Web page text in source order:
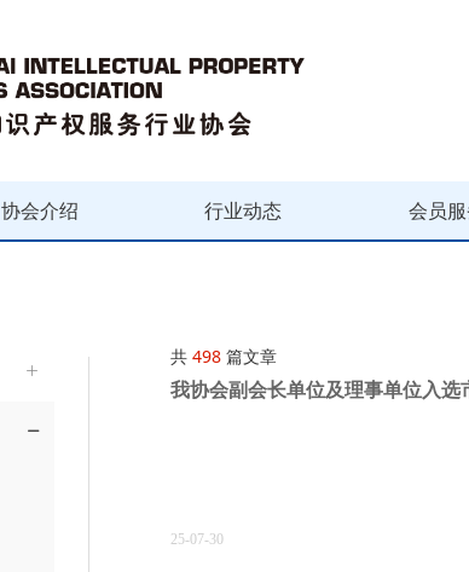
协会介绍 行业动态 会员
共 498 篇文章
我协会副会长单位及理事单位入
25-07-30
ꄶ
ꄵ